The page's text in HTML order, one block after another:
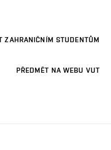
ZAHRANIČNÍM STUDENTŮM
PŘEDMĚT NA WEBU VUT